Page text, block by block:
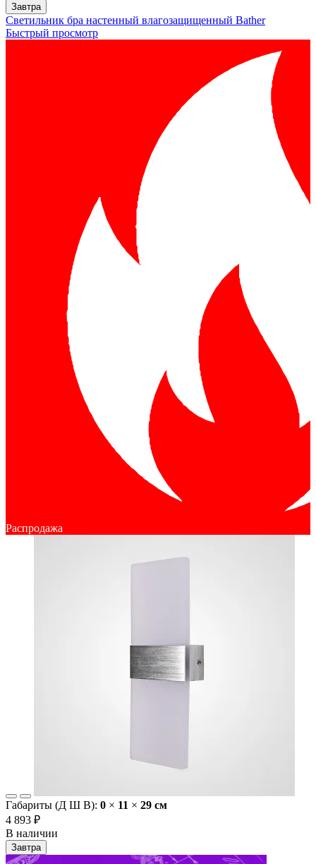
Завтра
Светильник бра настенный влагозащищенный Bather
Быстрый просмотр
Распродажа
Габариты (Д Ш В): 0 × 11 × 29 cм
4 893 ₽
В наличии
Завтра